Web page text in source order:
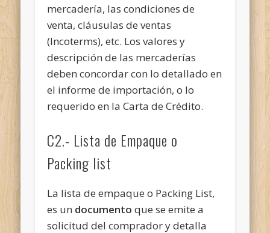
mercadería, las condiciones de
venta, cláusulas de ventas
(Incoterms), etc. Los valores y
descripción de las mercaderías
deben concordar con lo detallado en
el informe de importación, o lo
requerido en la Carta de Crédito.
C2.- Lista de Empaque o
Packing list
La lista de empaque o Packing List,
es un documento que se emite a
solicitud del comprador y detalla